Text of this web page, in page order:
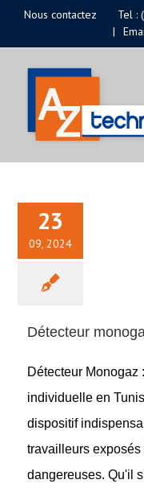
PasserNous contactez Tel :
|
23
09, 2024
Détecteur
Détecteur
individuelle en
dispositif
travailleurs
dangereuses. Qu'il